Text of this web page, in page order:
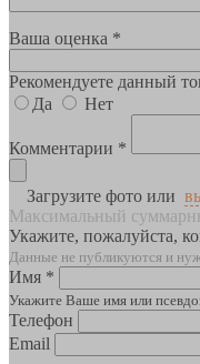
Ваша оценка *
Рекомендуете данный
Да
Нет
Комментарии *
Загрузите фото или
Максимальный
Укажите, пожалуйста,
Данные не публикуются и
Имя *
Укажите Ваше имя или
Телефон
Email